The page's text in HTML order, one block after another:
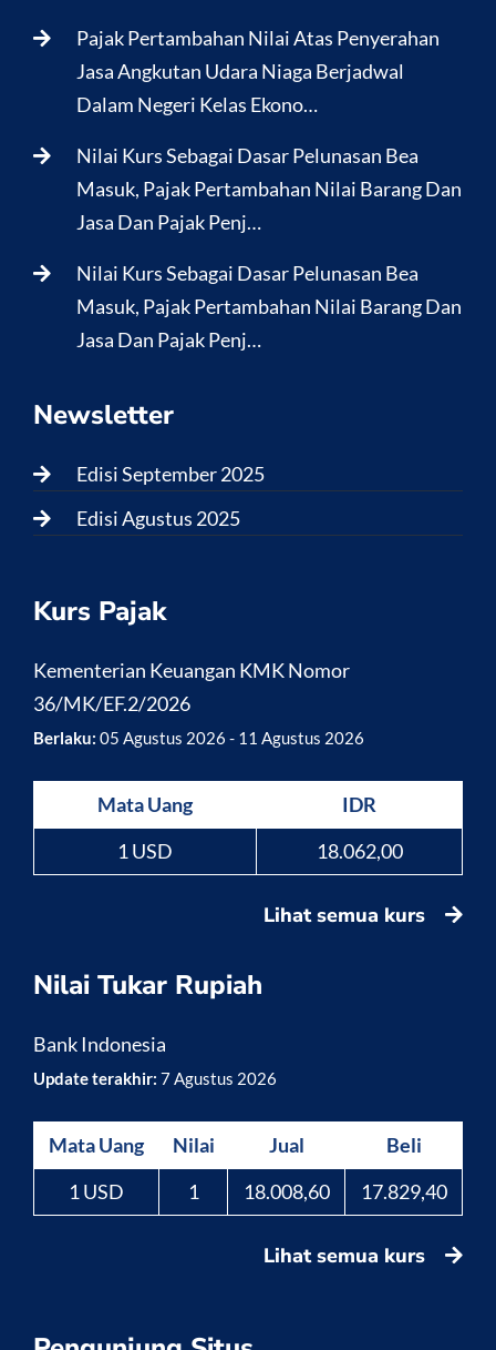
Pajak Pertambahan Nilai Atas Penyerahan
Jasa Angkutan Udara Niaga Berjadwal
Dalam Negeri Kelas Ekono…
Nilai Kurs Sebagai Dasar Pelunasan Bea
Masuk, Pajak Pertambahan Nilai Barang Dan
Jasa Dan Pajak Penj…
Nilai Kurs Sebagai Dasar Pelunasan Bea
Masuk, Pajak Pertambahan Nilai Barang Dan
Jasa Dan Pajak Penj…
Newsletter
Edisi September 2025
Edisi Agustus 2025
Kurs Pajak
Kementerian Keuangan KMK Nomor
36/MK/EF.2/2026
Berlaku: 05 Agustus 2026 - 11 Agustus 2026
Mata Uang
IDR
1 USD
18.062,00
Lihat semua kurs
Nilai Tukar Rupiah
Bank Indonesia
Update terakhir: 7 Agustus 2026
Mata Uang Nilai Jual
Beli
1 USD
1 18.008,60 17.829,40
Lihat semua kurs